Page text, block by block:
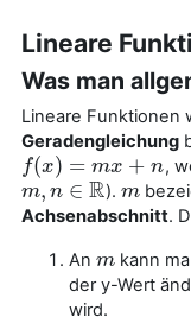
Lineare
Was man
Lineare Funktionen
Geradengleichung
f(x) = mx + n
f(x)=mx +n ,
m, n ∈ R
m,n∈ R ). m
m
Achsenabschnitt.
An m
mkann
der y-Wert
wird.